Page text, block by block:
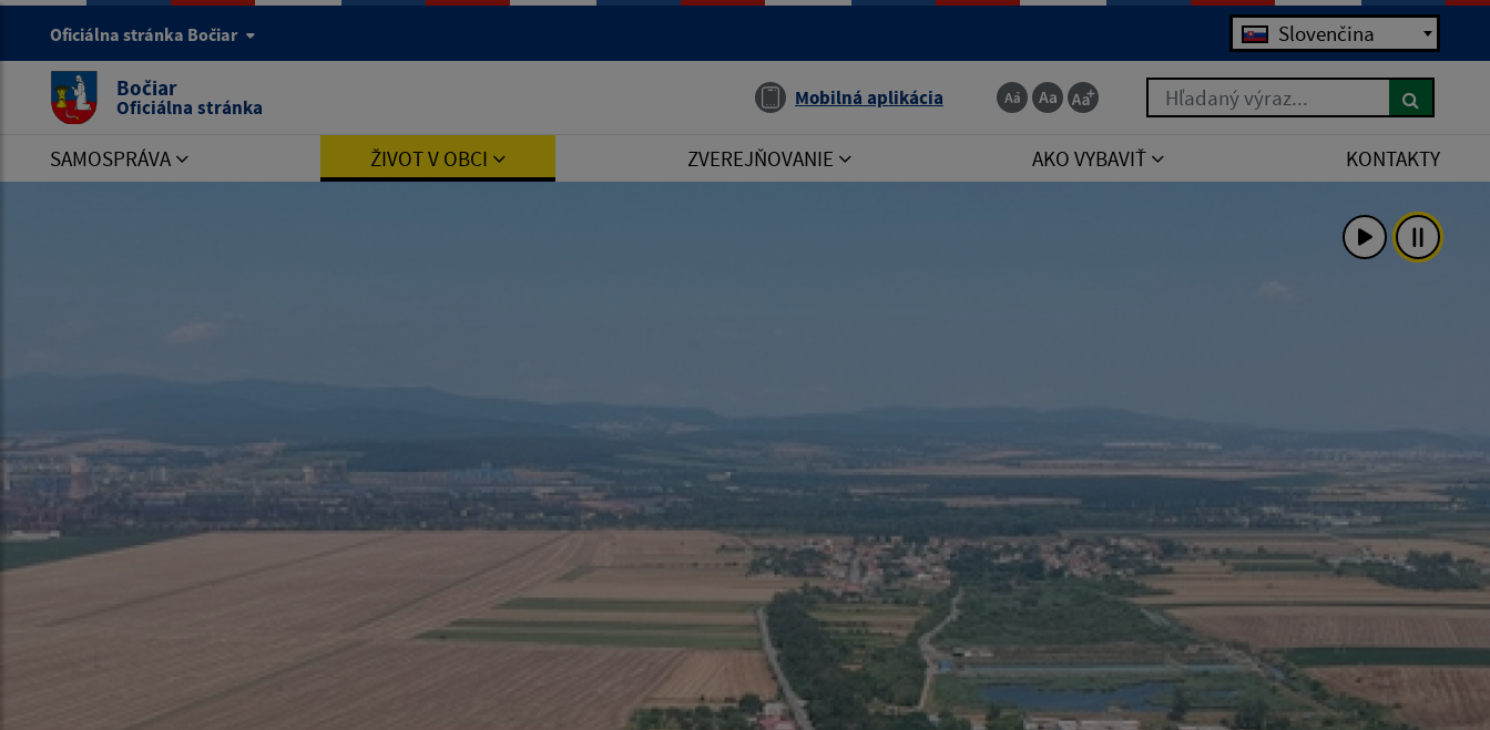
Oficiálna stránka Bočiar Slovenčina
Bočiar
Oficiálna stránka Mobilná aplikácia Hľadaný výraz...
SAMOSPRÁVA ŽIVOT V OBCI ZVEREJŇOVANIE AKO VYBAVIŤ KONTAKTY